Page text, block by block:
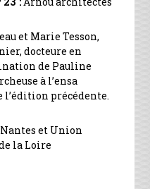
et Marie Tesson,
docteure en
de Pauline
à l’ensa
précédente.
et Union
la Loire